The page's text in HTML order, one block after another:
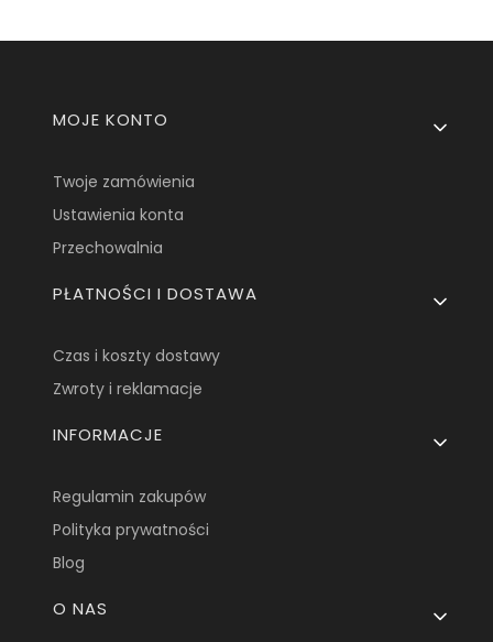
Linki w stopce
MOJE KONTO
Twoje zamówienia
Ustawienia konta
Przechowalnia
PŁATNOŚCI I DOSTAWA
Czas i koszty dostawy
Zwroty i reklamacje
INFORMACJE
Regulamin zakupów
Polityka prywatności
Blog
O NAS